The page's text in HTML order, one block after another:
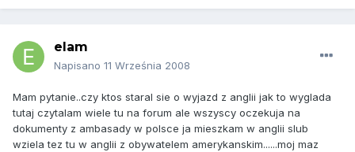
elam
Napisano 11 Września 2008
Mam pytanie..czy ktos staral sie o wyjazd z anglii jak to wyglada
tutaj czytalam wiele tu na forum ale wszyscy oczekuja na
dokumenty z ambasady w polsce ja mieszkam w anglii slub
wziela tez tu w anglii z obywatelem amerykanskim......moj maz